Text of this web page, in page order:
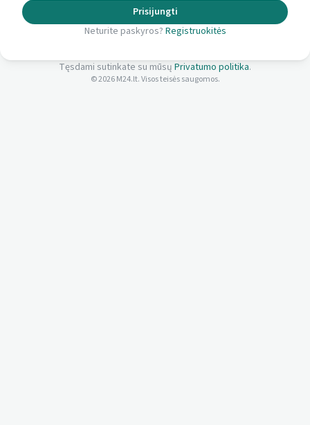
Prisijungti
Neturite paskyros? Registruokitės
Tęsdami sutinkate su mūsų Privatumo politika.
©2026M24.lt. Visos teisės saugomos.